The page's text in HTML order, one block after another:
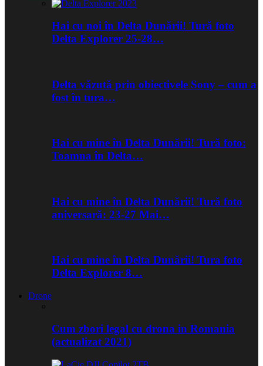
Hai cu noi în Delta Dunării! Tură foto
Delta Explorer 25-28…
Delta văzută prin obiectivele Sony – cum a
fost în tura…
Hai cu mine în Delta Dunării! Tură foto:
Toamna în Delta…
Hai cu mine în Delta Dunării! Tură foto
aniversară: 23-27 Mai…
Hai cu mine în Delta Dunării! Tura foto
Delta Explorer 8…
Drone
Cum zbori legal cu drona in Romania
(actualizat 2021)